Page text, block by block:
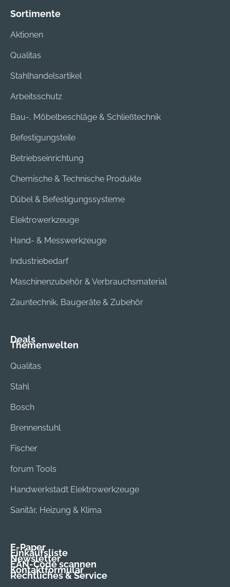
Sortimente
Aktionen
Qualitas
Stahlhandelsartikel
Arbeitsschutz
Bau-, Möbelbeschläge & Schließtechnik
Befestigungsteile
Betriebseinrichtung
Chemische & Technische Produkte
Dübel & Befestigungssysteme
Elektrowerkzeuge
Hand- & Messwerkzeuge
Industriebedarf
Maschinenzubehör & Verbrauchsmaterial
Zauntechnik, Baugeräte & Zubehör
Deals
Themenwelten
Qualitas
Stahl
Bosch
Brennenstuhl
Fischer
forum Tools
Handwerkstadt Elektrowerkzeuge
Sanitär, Heizung & Klima
E-Paper
Einkaufsliste
Newsletter
EAN-Code scannen
Kontaktformular
Rechtliches & Service